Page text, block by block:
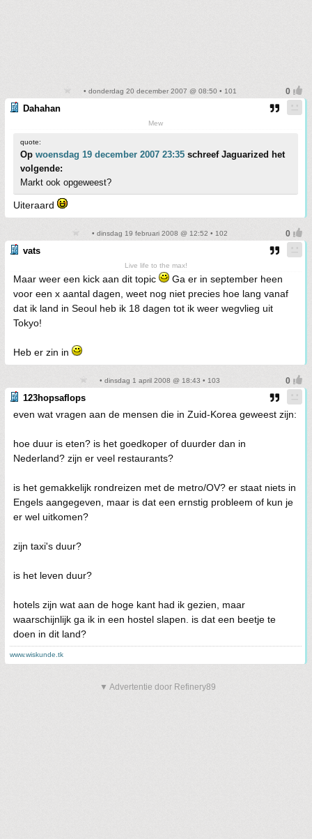
• donderdag 20 december 2007 @ 08:50 • 101
Dahahan
Mew
quote:
Op woensdag 19 december 2007 23:35 schreef Jaguarized het
volgende:
Markt ook opgeweest?
Uiteraard
• dinsdag 19 februari 2008 @ 12:52 • 102
vats
Live life to the max!
Maar weer een kick aan dit topic
Ga er in september heen
voor een x aantal dagen, weet nog niet precies hoe lang vanaf
dat ik land in Seoul heb ik 18 dagen tot ik weer wegvlieg uit
Tokyo!
Heb er zin in
• dinsdag 1 april 2008 @ 18:43 • 103
123hopsaflops
even wat vragen aan de mensen die in Zuid-Korea geweest zijn:
hoe duur is eten? is het goedkoper of duurder dan in
Nederland? zijn er veel restaurants?
is het gemakkelijk rondreizen met de metro/OV? er staat niets in
Engels aangegeven, maar is dat een ernstig probleem of kun je
er wel uitkomen?
zijn taxi's duur?
is het leven duur?
hotels zijn wat aan de hoge kant had ik gezien, maar
waarschijnlijk ga ik in een hostel slapen. is dat een beetje te
doen in dit land?
www.wiskunde.tk
▼ Advertentie door Refinery89